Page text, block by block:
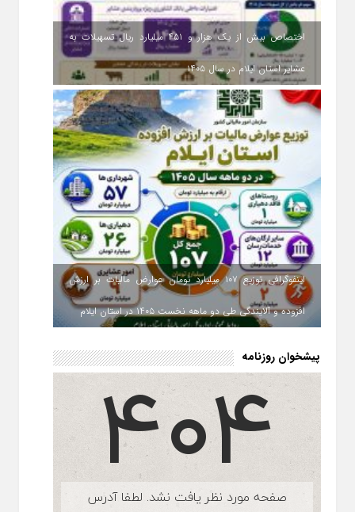
اختصاص بیش از یک هزار و ۴۵۱ میلیارد ریال تسهیلات به
عشایر استان ایلام در سال ۱۴۰۵
اینفوگرافی توزیع ۱۰۷ میلیارد تومان عوارض مالیات بر ارزش
افزوده و آلایندگی طی دو ماهه نخست ۱۴۰۵ در استان ایلام
پیشخوان روزنامه